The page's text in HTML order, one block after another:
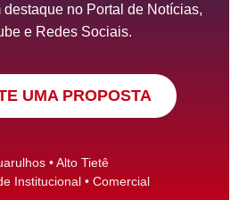
destaque no Portal de Notícias,
e Redes Sociais.
UMA PROPOSTA
• Alto Tietê
Institucional • Comercial